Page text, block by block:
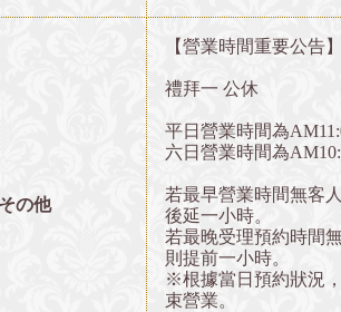
の他
【營業時間重要公告】
禮拜一 公休
平日營業時間為
六日營業時間為
若最早營業時間無客
後延一小時。
若最晚受理預約時間
則提前一小時。
※根據當日預約狀況
束營業。